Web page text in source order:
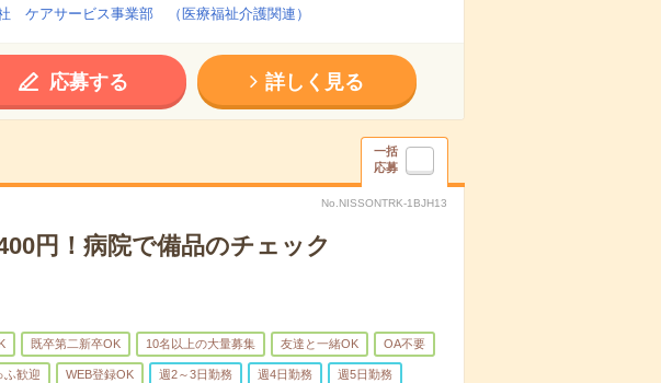
ケアサービス事業部 （医療福祉介護関連）
応募する 詳しく見る
一括
応募
No.NISSONTRK-1BJH13
円！病院で備品のチェック
既卒第二新卒OK 10名以上の大量募集 友達と一緒OK OA不要
ふ歓迎 WEB登録OK 週2～3日勤務 週4日勤務 週5日勤務